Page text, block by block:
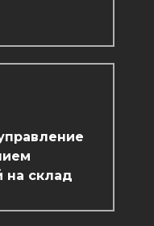
на склад